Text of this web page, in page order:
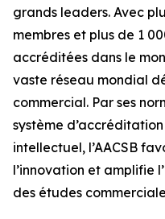
grands leaders. Avec
membres et plus de 1
accréditées dans le
vaste réseau mondial
commercial. Par ses
système
intellectuel, l’AACSB
l’innovation et amplifie
des études